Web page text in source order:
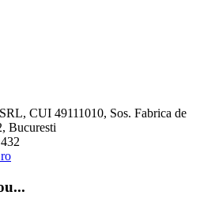
CUI 49111010, Sos. Fabrica de
Bucuresti